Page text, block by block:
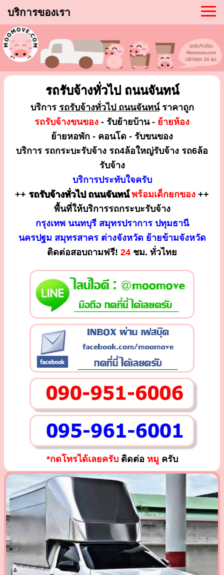
บริการของเรา
รถรับจ้างทั่วไป ถนนจันทน์
บริการ รถรับจ้างทั่วไป ถนนจันทน์ราคาถูก
รถรับจ้างขนของ - รับย้ายบ้าน - ย้ายห้อง
ย้ายหอพัก - คอนโด - รับขนของ
บริการ รถกระบะรับจ้าง รถ4ล้อใหญ่รับจ้าง รถ6ล้อ
รับจ้าง
บริการประทับใจครับ
++ รถรับจ้างทั่วไป ถนนจันทน์พร้อมเด็กยกของ ++
พื้นที่ให้บริการรถกระบะรับจ้าง
กรุงเทพ นนทบุรี สมุทรปราการ ปทุมธานี
นครปฐม สมุทรสาคร ต่างจังหวัด ย้ายข้ามจังหวัด
ติดต่อสอบถามฟรี! 24 ชม. ทั่วไทย
*กดโทรได้เลยครับติดต่อ หมู ครับ